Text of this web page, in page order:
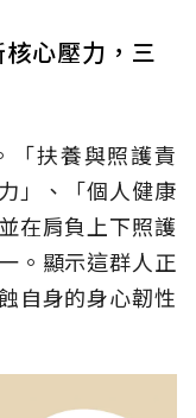
心壓力，三
「扶養與照護責
」、「個人健康
在肩負上下照護
。顯示這群人正
自身的身心韌性